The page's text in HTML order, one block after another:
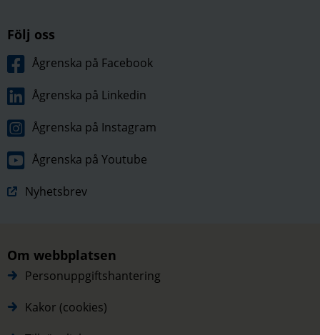
Följ oss
Ågrenska på Facebook
Ågrenska på Linkedin
Ågrenska på Instagram
Ågrenska på Youtube
Nyhetsbrev
Om webbplatsen
Personuppgiftshantering
Kakor (cookies)